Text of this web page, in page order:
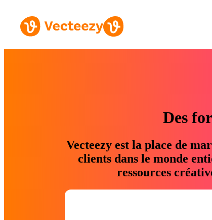
Des
Vecteezy est la place de
clients dans le monde
ressources